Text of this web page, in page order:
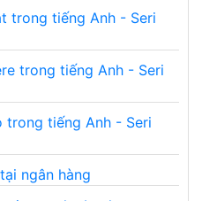
trong tiếng Anh - Seri
trong tiếng Anh - Seri
trong tiếng Anh - Seri
ngân hàng